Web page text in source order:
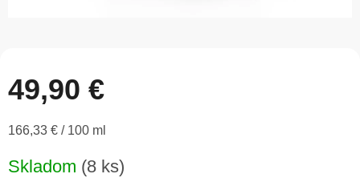
49,90 €
Jednotková
166,33 € / 100 ml
Skladom (8 ks)